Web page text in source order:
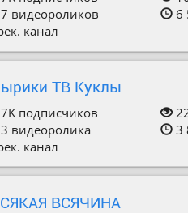
видеороликов
канал
6
ТВ Куклы
подписчиков
видеоролика
канал
3
ВСЯЧИНА